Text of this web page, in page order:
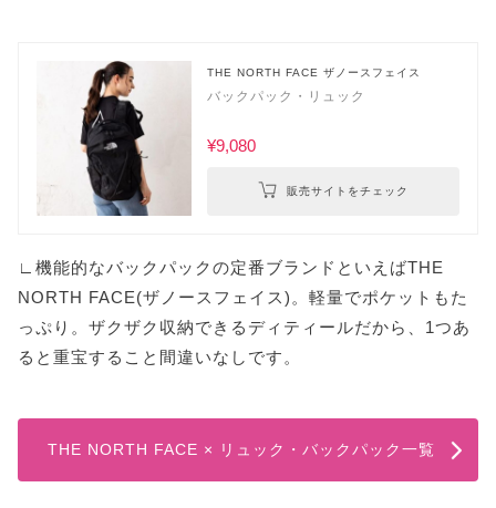
THE NORTH FACE ザノースフェイス
バックパック・リュック
¥9,080
販売サイトをチェック
∟機能的なバックパックの定番ブランドといえばTHE
NORTH FACE(ザノースフェイス)。軽量でポケットもた
っぷり。ザクザク収納できるディティールだから、1つあ
ると重宝すること間違いなしです。
THE NORTH FACE × リュック・バックパック一覧